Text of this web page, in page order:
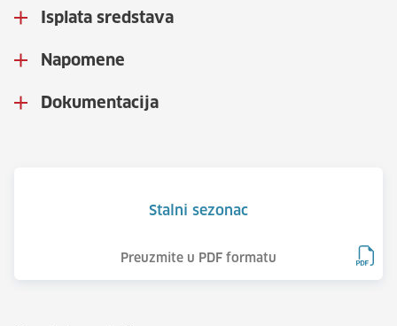
Isplata sredstava
Napomene
Dokumentacija
Stalni sezonac
Preuzmite u PDF formatu